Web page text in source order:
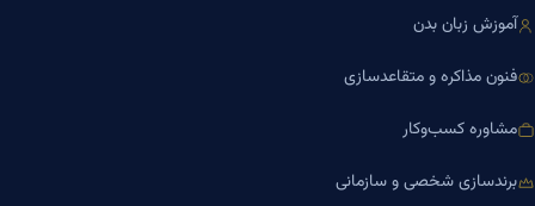
آموزش زبان بدن
فنون مذاکره و متقاعدسازی
مشاوره کسب‌وکار
برندسازی شخصی و سازمانی